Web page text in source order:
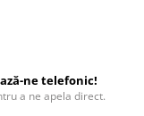
ne telefonic!
a ne apela direct.